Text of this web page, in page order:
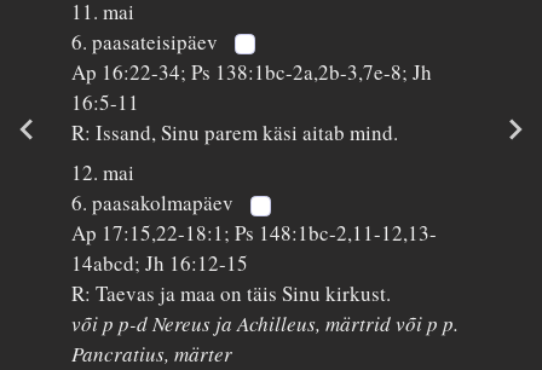
11. mai
6. paasateisipäev
Ap 16:22-34; Ps 138:1bc-2a,2b-3,7e-8; Jh
16:5-11
R: Issand, Sinu parem käsi aitab mind.
12. mai
6. paasakolmapäev
Ap 17:15,22-18:1; Ps 148:1bc-2,11-12,13-
14abcd; Jh 16:12-15
R: Taevas ja maa on täis Sinu kirkust.
või p p-d Nereus ja Achilleus, märtrid või p p.
Pancratius, märter